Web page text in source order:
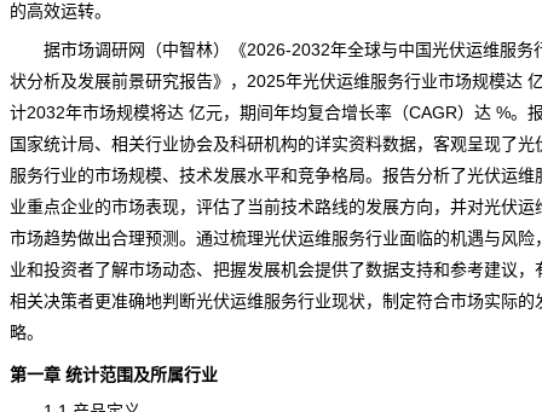
的高效运转。
据市场调研网（中智林）《2026-2032年全球与中国光伏运维服务
状分析及发展前景研究报告》，2025年光伏运维服务行业市场规模达
计2032年市场规模将达 亿元，期间年均复合增长率（CAGR）达 %。
国家统计局、相关行业协会及科研机构的详实资料数据，客观呈现了光
服务行业的市场规模、技术发展水平和竞争格局。报告分析了光伏运维
业重点企业的市场表现，评估了当前技术路线的发展方向，并对光伏运
市场趋势做出合理预测。通过梳理光伏运维服务行业面临的机遇与风险
业和投资者了解市场动态、把握发展机会提供了数据支持和参考建议，
相关决策者更准确地判断光伏运维服务行业现状，制定符合市场实际的
略。
第一章 统计范围及所属行业